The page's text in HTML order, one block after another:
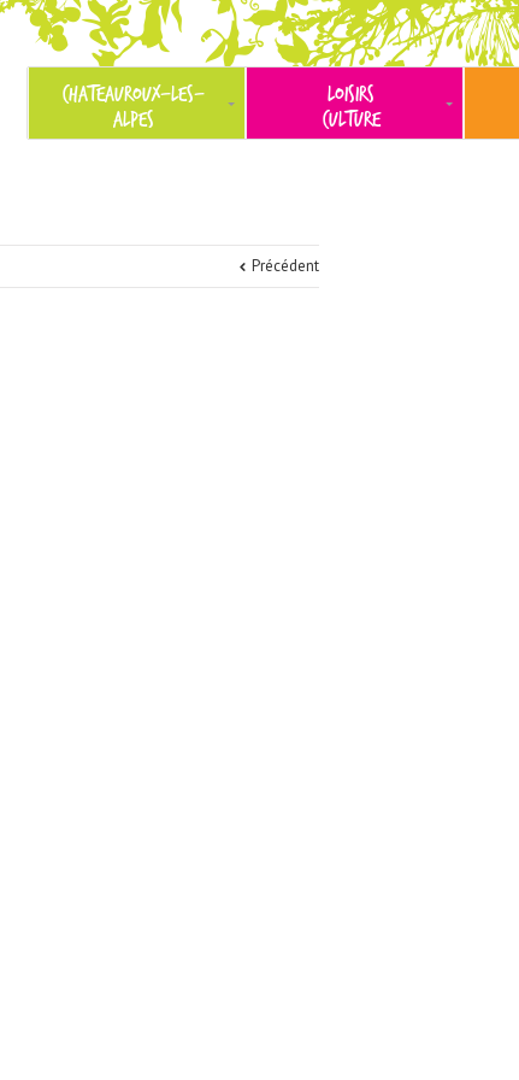
CHATEAUROUX-LES-
ALPES
LOISIRS
CULTURE
Précédent